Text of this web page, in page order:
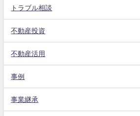
トラブル相談
不動産投資
不動産活用
事例
事業継承